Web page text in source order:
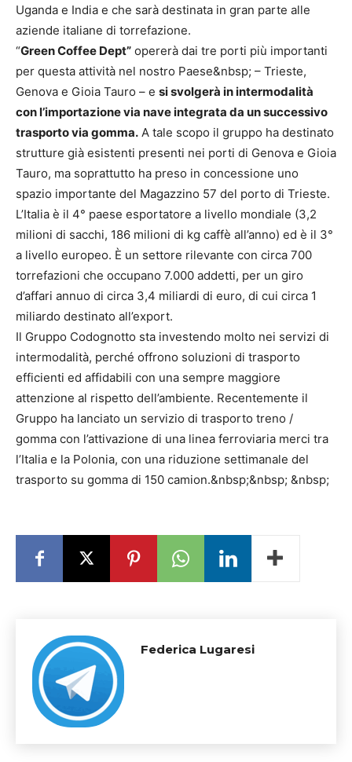
Uganda e India e che sarà destinata in gran parte alle
aziende italiane di torrefazione.
“Green Coffee Dept” opererà dai tre porti più importanti
per questa attività nel nostro Paese&nbsp; – Trieste,
Genova e Gioia Tauro – e si svolgerà in intermodalità
con l’importazione via nave integrata da un successivo
trasporto via gomma. A tale scopo il gruppo ha destinato
strutture già esistenti presenti nei porti di Genova e Gioia
Tauro, ma soprattutto ha preso in concessione uno
spazio importante del Magazzino 57 del porto di Trieste.
L’Italia è il 4° paese esportatore a livello mondiale (3,2
milioni di sacchi, 186 milioni di kg caffè all’anno) ed è il 3°
a livello europeo. È un settore rilevante con circa 700
torrefazioni che occupano 7.000 addetti, per un giro
d’affari annuo di circa 3,4 miliardi di euro, di cui circa 1
miliardo destinato all’export.
Il Gruppo Codognotto sta investendo molto nei servizi di
intermodalità, perché offrono soluzioni di trasporto
efficienti ed affidabili con una sempre maggiore
attenzione al rispetto dell’ambiente. Recentemente il
Gruppo ha lanciato un servizio di trasporto treno /
gomma con l’attivazione di una linea ferroviaria merci tra
l’Italia e la Polonia, con una riduzione settimanale del
trasporto su gomma di 150 camion.&nbsp;&nbsp; &nbsp;
Federica Lugaresi